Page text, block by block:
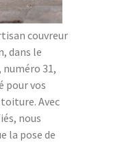
couvreur
dans le
31,
pour vos
Avec
nous
la pose de